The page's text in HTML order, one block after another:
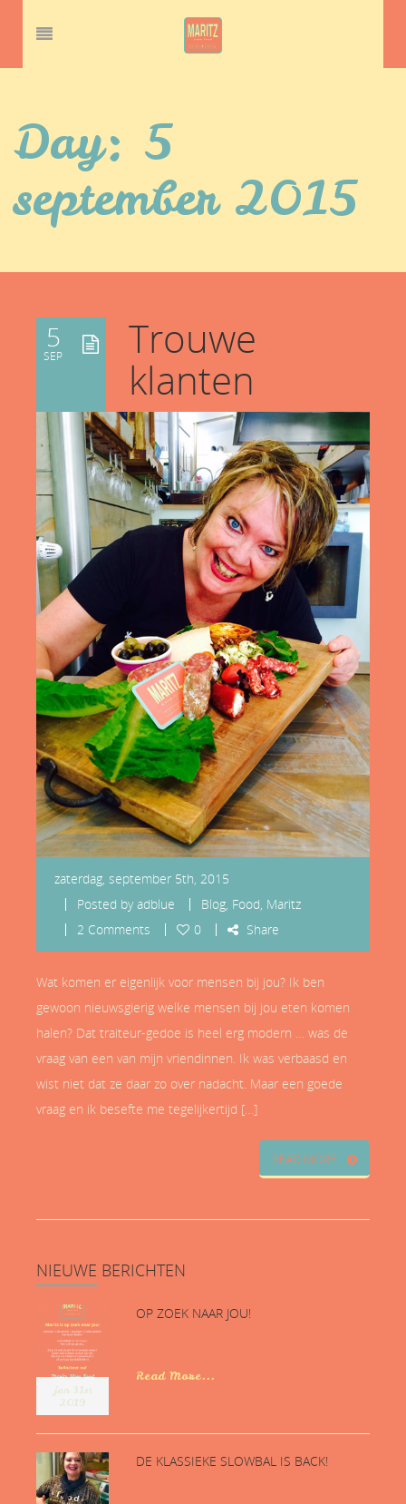
Day: 5
september 2015
5
SEP
Trouwe
klanten
zaterdag, september 5th, 2015
Posted byadblue Blog Food Maritz
2 Comments
0 Share
Wat komen er eigenlijk voor mensen bij jou? Ik ben
gewoon nieuwsgierig welke mensen bij jou eten komen
halen? Dat traiteur-gedoe is heel erg modern … was de
vraag van een van mijn vriendinnen. Ik was verbaasd en
wist niet dat ze daar zo over nadacht. Maar een goede
vraag en ik besefte me tegelijkertijd […]
READ MORE
NIEUWE BERICHTEN
jan 31st
2019
OP ZOEK NAAR JOU!
...
Read More...
DE KLASSIEKE SLOWBAL IS BACK!
...